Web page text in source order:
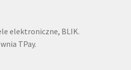
elektroniczne, BLIK.
TPay.